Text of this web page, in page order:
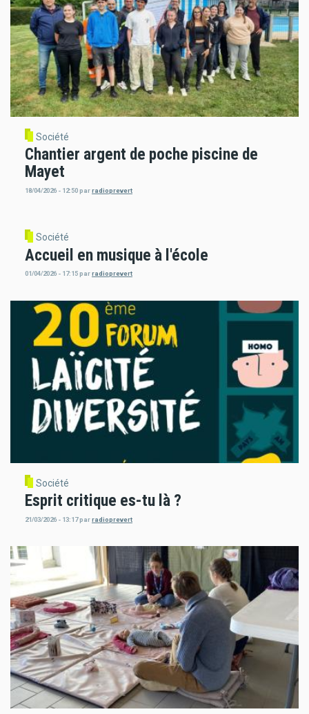
Société
Chantier argent de poche piscine de
Mayet
18/04/2026 - 12:50parradioprevert
Société
Accueil en musique à l'école
01/04/2026 - 17:15parradioprevert
Société
Esprit critique es-tu là ?
21/03/2026 - 13:17parradioprevert